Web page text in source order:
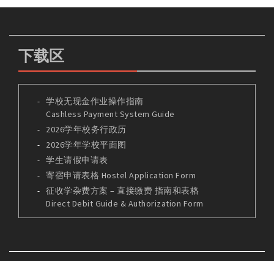
下载区
学校无现金作业操作指南
Cashless Payment System Guide
2026学年校务行政历
2026学年学校平面图
学生请假申请表
寄宿申请表格 Hostel Application Form
征收学杂费方案 – 直接缴费 指南和表格
Direct Debit Guide & Authorization Form